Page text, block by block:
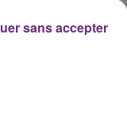
10h00
LE
sans accepter